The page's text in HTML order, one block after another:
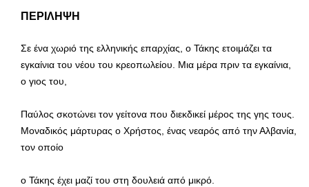
ΠΕΡΙΛΗΨΗ
Σε ένα χωριό της ελληνικής επαρχίας, ο Τάκης ετοιμάζει τα
εγκαίνια του νέου του κρεοπωλείου. Μια μέρα πριν τα εγκαίνια,
ο γιος του,
Παύλος σκοτώνει τον γείτονα που διεκδικεί μέρος της γης τους.
Μοναδικός μάρτυρας ο Χρήστος, ένας νεαρός από την Αλβανία,
τον οποίο
ο Τάκης έχει μαζί του στη δουλειά από μικρό.